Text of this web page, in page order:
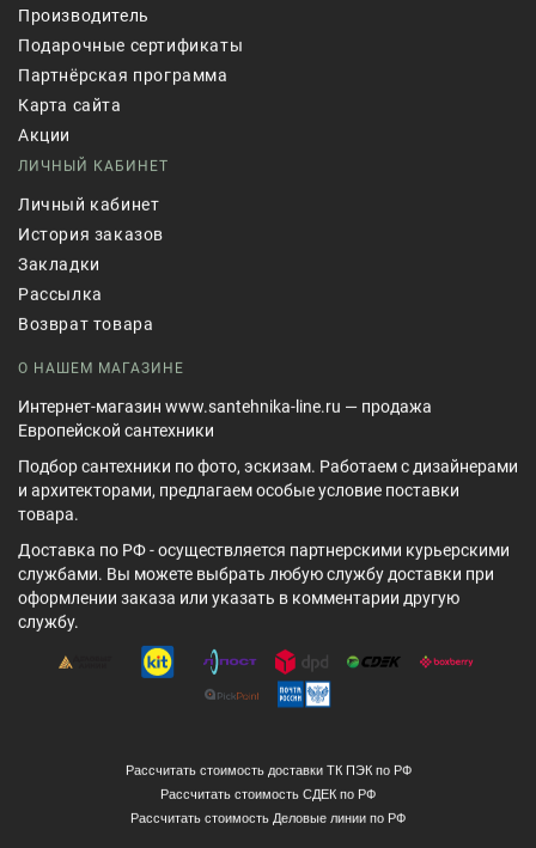
Производитель
Подарочные сертификаты
Партнёрская программа
Карта сайта
Акции
ЛИЧНЫЙ КАБИНЕТ
Личный кабинет
История заказов
Закладки
Рассылка
Возврат товара
О НАШЕМ МАГАЗИНЕ
Интернет-магазин www.santehnika-line.ru — продажа
Европейской сантехники
Подбор сантехники по фото, эскизам. Работаем с дизайнерами
и архитекторами, предлагаем особые условие поставки
товара.
Доставка по РФ - осуществляется партнерскими курьерскими
службами. Вы можете выбрать любую службу доставки при
оформлении заказа или указать в комментарии другую
службу.
Рассчитать стоимость доставки ТК ПЭК по РФ
Рассчитать стоимость СДЕК по РФ
Рассчитать стоимость Деловые линии по РФ